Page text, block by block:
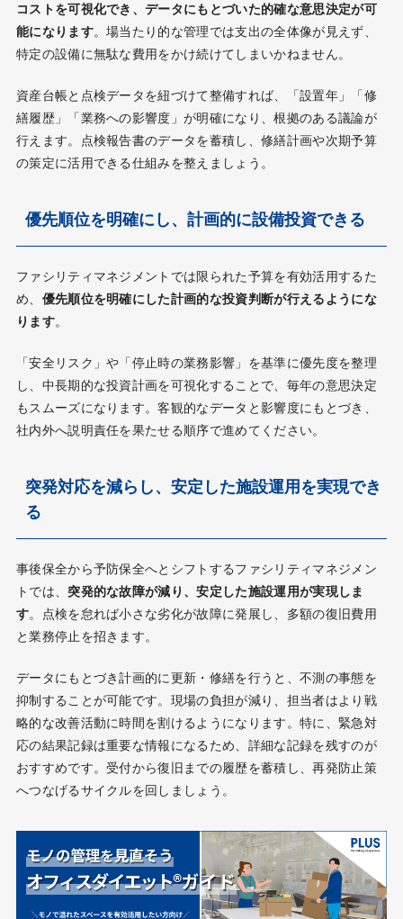
コストを可視化でき、データにもとづいた的確な意思決定が可
能になります。場当たり的な管理では支出の全体像が見えず、
特定の設備に無駄な費用をかけ続けてしまいかねません。
資産台帳と点検データを紐づけて整備すれば、「設置年」「修
繕履歴」「業務への影響度」が明確になり、根拠のある議論が
行えます。点検報告書のデータを蓄積し、修繕計画や次期予算
の策定に活用できる仕組みを整えましょう。
優先順位を明確にし、計画的に設備投資できる
ファシリティマネジメントでは限られた予算を有効活用するた
め、 優先順位を明確にした計画的な投資判断が行えるようにな
ります。
「安全リスク」や「停止時の業務影響」を基準に優先度を整理
し、中長期的な投資計画を可視化することで、毎年の意思決定
もスムーズになります。客観的なデータと影響度にもとづき、
社内外へ説明責任を果たせる順序で進めてください。
突発対応を減らし、安定した施設運用を実現でき
る
事後保全から予防保全へとシフトするファシリティマネジメン
トでは、 突発的な故障が減り、安定した施設運用が実現しま
す。点検を怠れば小さな劣化が故障に発展し、多額の復旧費用
と業務停止を招きます。
データにもとづき計画的に更新・修繕を行うと、不測の事態を
抑制することが可能です。現場の負担が減り、担当者はより戦
略的な改善活動に時間を割けるようになります。特に、緊急対
応の結果記録は重要な情報になるため、詳細な記録を残すのが
おすすめです。受付から復旧までの履歴を蓄積し、再発防止策
へつなげるサイクルを回しましょう。